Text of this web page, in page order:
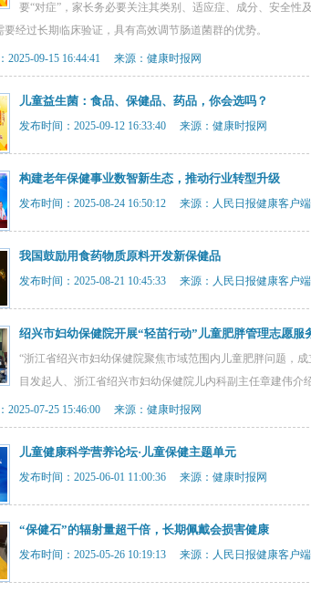
要“对症”，家长务必要关注其类别、适应症、成分、安全
要经过长期临床验证，具有高效调节肠道菌群的优势。
2025-09-15 16:44:41 来源：健康时报网
儿童益生菌：食品、保健品、药品，你会选吗？
发布时间：2025-09-12 16:33:40 来源：健康时报网
构建老年保健事业数智新生态，推动行业转型升级
发布时间：2025-08-24 16:50:12 来源：人民日报健康客户端
我国鼓励用食药物质原料开发新保健品
发布时间：2025-08-21 10:45:33 来源：人民日报健康客户端
绍兴市妇幼保健院开展“轻苗行动”儿童肥胖管理志愿服
“浙江省绍兴市妇幼保健院聚焦市域范围内儿童肥胖问题，
目发起人、浙江省绍兴市妇幼保健院儿内科副主任章建伟介绍
2025-07-25 15:46:00 来源：健康时报网
儿童健康科学营养论坛·儿童保健主题单元
发布时间：2025-06-01 11:00:36 来源：健康时报网
“保健石”的辐射量超千倍，长期佩戴会损害健康
发布时间：2025-05-26 10:19:13 来源：人民日报健康客户端